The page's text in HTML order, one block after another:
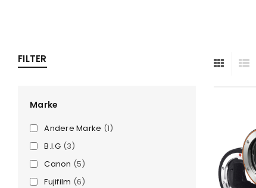
FILTER
Marke
Andere Marke (1)
B.I.G (3)
Canon (5)
Fujifilm (6)